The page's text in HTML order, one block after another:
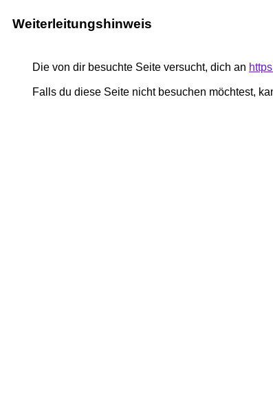
Weiterleitungshinweis
Die von dir besuchte Seite versucht, dich an
Falls du diese Seite nicht besuchen möchtest,